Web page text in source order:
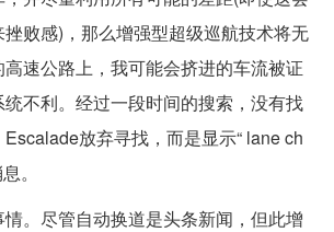
败感)，那么增强型超级巡航技术将无
速公路上，我可能会挤进的车流被证
不利。经过一段时间的搜索，没有找
放弃寻找，而是显示“ lane ch
。
。尽管自动换道是头条新闻，但此增